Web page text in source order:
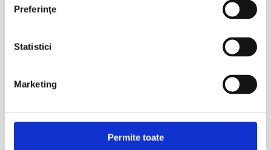
Preferinţe
Statistici
Marketing
Permite toate
iulie 2026
martie 2026
ianuarie 2026
aprilie 2023